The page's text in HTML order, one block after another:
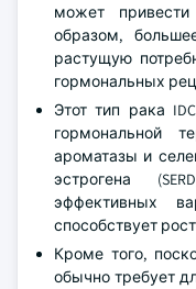
может
образом,
растущую
гормональных
Этот тип рака
гормональной
ароматазы и
эстрогена
эффективных
способствует
Кроме того,
обычно требует